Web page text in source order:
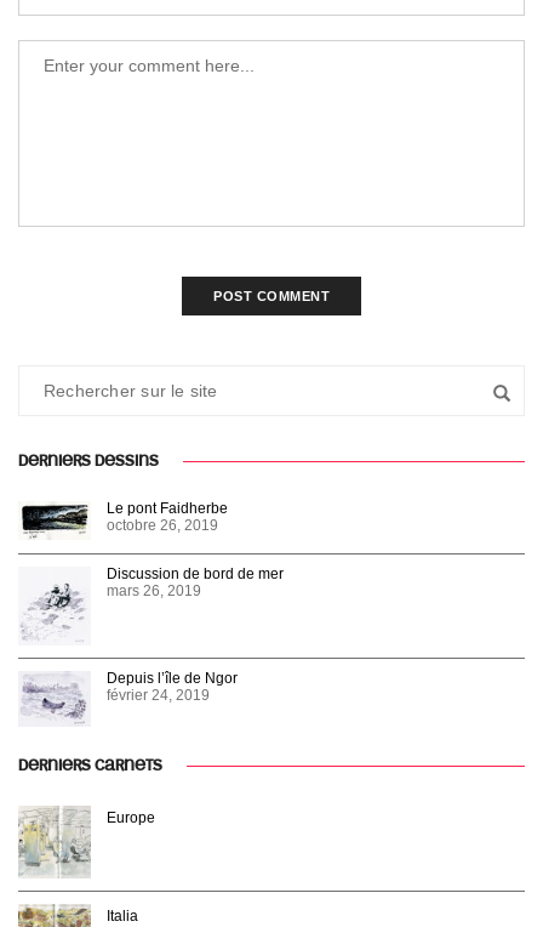
DERNIERS DESSINS
Le pont Faidherbe
octobre 26, 2019
Discussion de bord de mer
mars 26, 2019
Depuis l’île de Ngor
février 24, 2019
DERNIERS CARNETS
Europe
Italia